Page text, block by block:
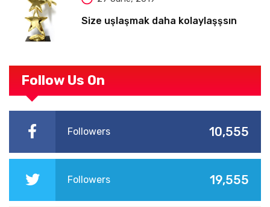
Size uşlaşmak daha kolaylaşşsın
Follow Us On
Followers 10,555
Followers 19,555